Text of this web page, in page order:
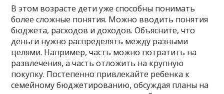
В этом возрасте дети уже способны понимать
более сложные понятия. Можно вводить понятия
бюджета, расходов и доходов. Объясните, что
деньги нужно распределять между разными
целями. Например, часть можно потратить на
развлечения, а часть отложить на крупную
покупку. Постепенно привлекайте ребенка к
семейному бюджетированию, обсуждая планы на